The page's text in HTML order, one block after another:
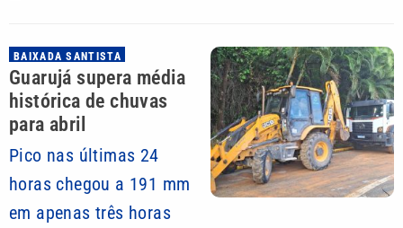
BAIXADA SANTISTA
Guarujá supera média
histórica de chuvas
para abril
Pico nas últimas 24
horas chegou a 191 mm
em apenas três horas